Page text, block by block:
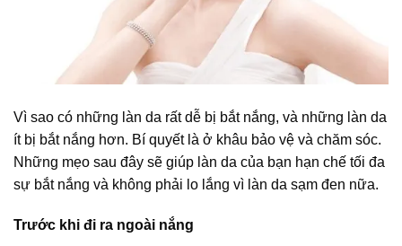
Vì sao có những làn da rất dễ bị bắt nắng, và những làn da
ít bị bắt nắng hơn. Bí quyết là ở khâu bảo vệ và chăm sóc.
Những mẹo sau đây sẽ giúp làn da của bạn hạn chế tối đa
sự bắt nắng và không phải lo lắng vì làn da sạm đen nữa.
Trước khi đi ra ngoài nắng